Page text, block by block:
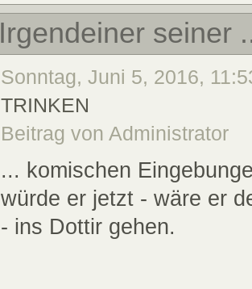
Irgendeiner seiner
Sonntag, Juni 5, 2016,
TRINKEN
Beitrag von Administrator
... komischen
würde er jetzt - wäre er
- ins Dottir gehen.